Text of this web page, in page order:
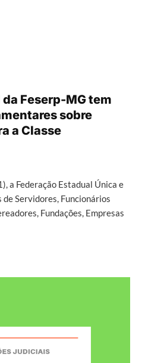
Feserp-MG tem
sobre
a Classe
a Federação Estadual Única e
Servidores, Funcionários
Fundações, Empresas